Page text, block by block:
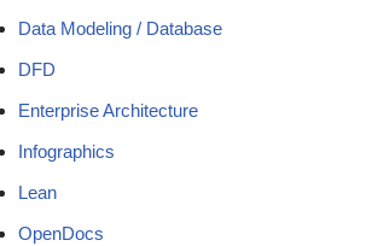
Data Modeling / Database
DFD
Enterprise Architecture
Infographics
Lean
OpenDocs